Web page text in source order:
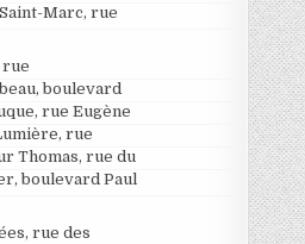
Marc, rue
rue
boulevard
rue Eugène
rue
Thomas, rue du
boulevard Paul
rue des